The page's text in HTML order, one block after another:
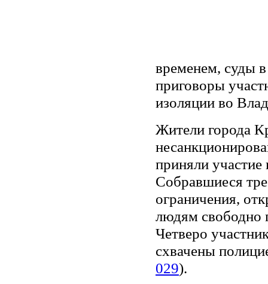
временем, суды
приговоры
изоляции во
Жители города
приняли
Собравшиеся
ограничения,
людям свободно
Четверо
схвачены
029).